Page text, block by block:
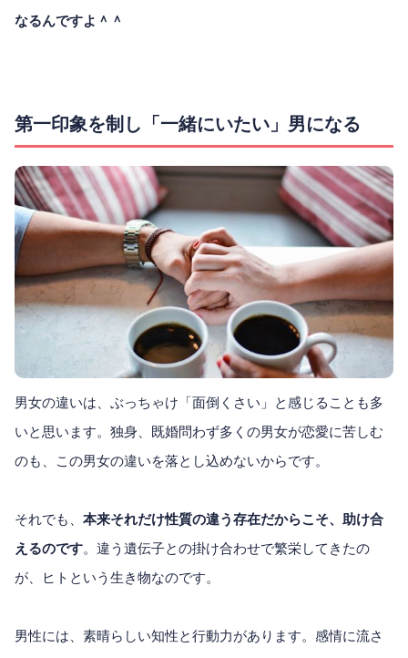
なるんですよ＾＾
第一印象を制し「一緒にいたい」男になる
男女の違いは、ぶっちゃけ「面倒くさい」と感じることも多
いと思います。独身、既婚問わず多くの男女が恋愛に苦しむ
のも、この男女の違いを落とし込めないからです。
それでも、 本来それだけ性質の違う存在だからこそ、助け合
えるのです。違う遺伝子との掛け合わせで繁栄してきたの
が、ヒトという生き物なのです。
男性には、素晴らしい知性と行動力があります。感情に流さ